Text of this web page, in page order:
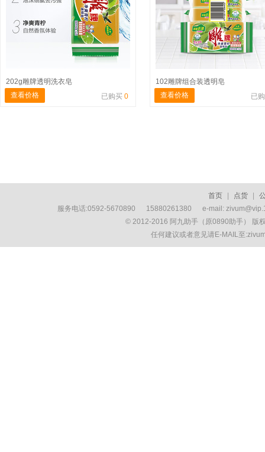
202g雕牌透明洗衣皂
查看价格
已购买 0
102雕牌组合装透明皂
查看价格
已
首页 点货
服务电话:0592-5670890 15880261380 e-mail:
© 2012-2016 阿九助手（原0890助手） 版
任何建议或者意见请E-MAIL至